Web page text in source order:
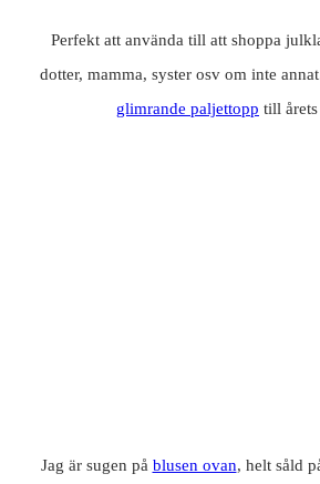
Perfekt att använda till att shoppa
dotter, mamma, syster osv om inte
glimrande paljettopp till
Jag är sugen på blusen ovan, helt såld